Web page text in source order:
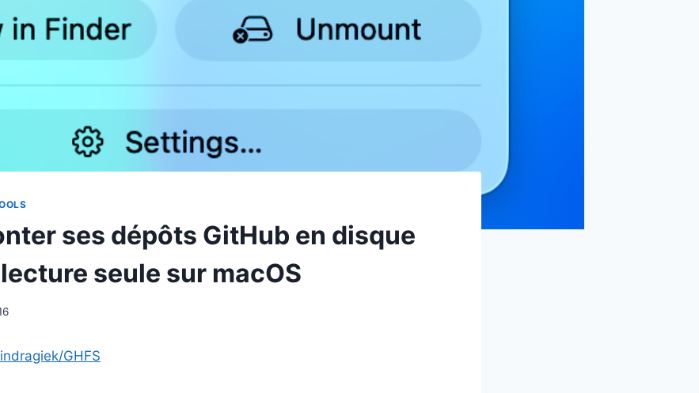
ses dépôts GitHub en disque
seule sur macOS
GHFS